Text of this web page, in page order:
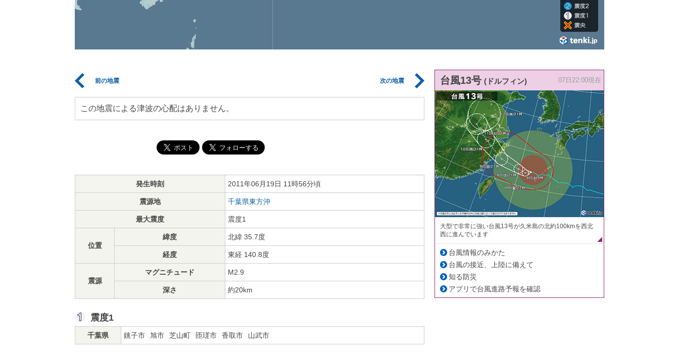
前の地震 次の地震
この地震による津波の心配はありません。
発生時刻 2011年06月19日 11時56分頃
震源地 千葉県東方沖
最大震度 震度1
位置
緯度 北緯 35.7度
経度 東経 140.8度
震源
マグニチュード M2.9
深さ 約20km
震度1
千葉県 銚子市 旭市 芝山町 匝瑳市 香取市 山武市
台風13号 (ドルフィン) 07日22:00現在
大型で非常に強い台風13号が久米島の北約100kmを西北
西に進んでいます
台風情報のみかた
台風の接近、上陸に備えて
知る防災
アプリで台風進路予報を確認